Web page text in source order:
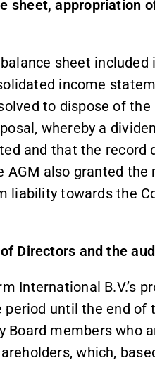
sheet, appropriation
sheet included
income
to dispose of
whereby a
and that the record
AGM also granted
liability towards the
Directors and the
International B.V.’s
until the end of
Board members who
which,